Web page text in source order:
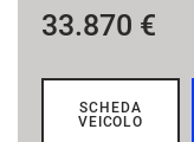
33.870 €
SCHEDA
VEICOLO
informazioni
sull'utilità
sul
funzionamento